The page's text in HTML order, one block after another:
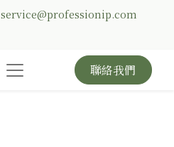
service@professionip.com
聯絡我們